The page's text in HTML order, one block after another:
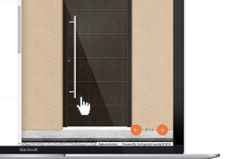
SUPERIORE
utilizzando lastre in alluminio da 3
combinata con la scelta di